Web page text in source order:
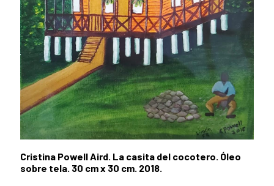
Cristina Powell Aird. La casita del cocotero. Óleo
sobre tela. 30 cm x 30 cm. 2018.